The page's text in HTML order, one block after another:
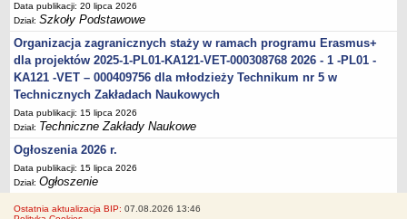
Data publikacji: 20 lipca 2026
Dział:Szkoły Podstawowe
Organizacja zagranicznych staży w ramach programu Erasmus+
dla projektów 2025-1-PL01-KA121-VET-000308768 2026 - 1 -PL01 -
KA121 -VET – 000409756 dla młodzieży Technikum nr 5 w
Technicznych Zakładach Naukowych
Data publikacji: 15 lipca 2026
Dział: Techniczne Zakłady Naukowe
Ogłoszenia 2026 r.
Data publikacji: 15 lipca 2026
Dział:Ogłoszenie
Ostatnia aktualizacja BIP: 07.08.2026 13:46